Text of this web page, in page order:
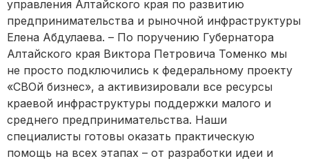
управления Алтайского края по развитию
предпринимательства и рыночной инфраструктуры
Елена Абдулаева. – По поручению Губернатора
Алтайского края Виктора Петровича Томенко мы
не просто подключились к федеральному проекту
«СВОй бизнес», а активизировали все ресурсы
краевой инфраструктуры поддержки малого и
среднего предпринимательства. Наши
специалисты готовы оказать практическую
помощь на всех этапах – от разработки идеи и